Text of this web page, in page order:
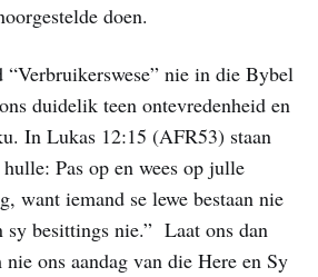
doen.
nie in die Bybel
duidelik teen ontevredenheid en
In Lukas 12:15 (AFR53) staan
Pas op en wees op julle
want iemand se lewe bestaan nie
besittings nie.” Laat ons dan
nie ons aandag van die Here en Sy